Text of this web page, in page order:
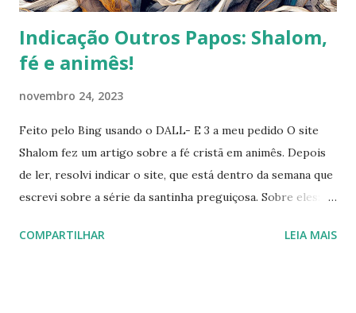
Indicação Outros Papos: Shalom,
fé e animês!
novembro 24, 2023
Feito pelo Bing usando o DALL- E 3 a meu pedido O site
Shalom fez um artigo sobre a fé cristã em animês. Depois
de ler, resolvi indicar o site, que está dentro da semana que
escrevi sobre a série da santinha preguiçosa. Sobre eles: “A
Internacional de Fieis, com personalidade jurídica,
COMPARTILHAR LEIA MAIS